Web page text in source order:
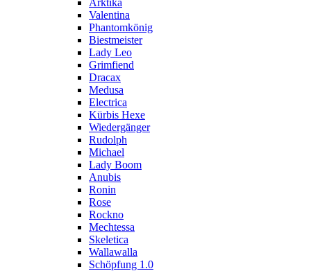
Arktika
Valentina
Phantomkönig
Biestmeister
Lady Leo
Grimfiend
Dracax
Medusa
Electrica
Kürbis Hexe
Wiedergänger
Rudolph
Michael
Lady Boom
Anubis
Ronin
Rose
Rockno
Mechtessa
Skeletica
Wallawalla
Schöpfung 1.0